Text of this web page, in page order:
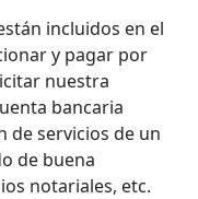
incluidos en el
y pagar por
nuestra
bancaria
de servicios de un
de buena
notariales, etc.